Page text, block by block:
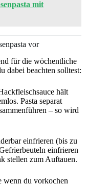
mit
vor
für die wöchentliche
dabei beachten solltest:
hält
Pasta separat
– so wird
einfrieren (bis zu
einfrieren
stellen zum Auftauen.
wenn du vorkochen